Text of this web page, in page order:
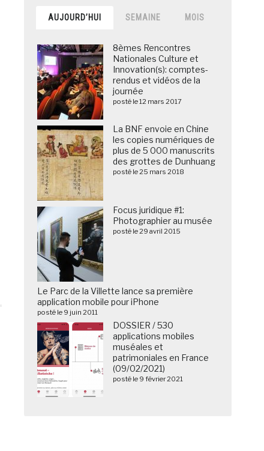
AUJOURD’HUI SEMAINE MOIS
8èmes Rencontres
Nationales Culture et
Innovation(s): comptes-
rendus et vidéos de la
journée
posté le 12 mars 2017
La BNF envoie en Chine
les copies numériques de
plus de 5 000 manuscrits
des grottes de Dunhuang
posté le 25 mars 2018
Focus juridique #1:
Photographier au musée
posté le 29 avril 2015
Le Parc de la Villette lance sa première
application mobile pour iPhone
posté le 9 juin 2011
DOSSIER / 530
applications mobiles
muséales et
patrimoniales en France
(09/02/2021)
posté le 9 février 2021